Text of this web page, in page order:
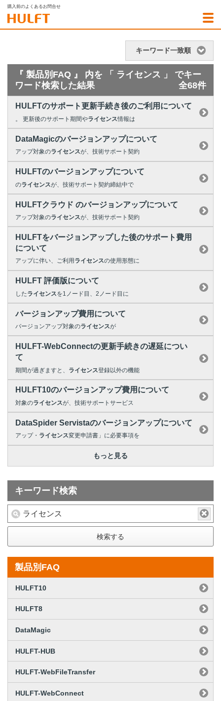
購入前のよくあるお問合せ
キーワード一致順
『 製品別FAQ 』 内を 「 ライセンス 」 でキー
ワード検索した結果
全68件
HULFTのサポート更新手続き後のご利用について
。 更新後のサポート期間やライセンス情報は
DataMagicのバージョンアップについて
アップ対象のライセンスが、技術サポート契約
HULFTのバージョンアップについて
のライセンスが、技術サポート契約締結中で
HULFTクラウド のバージョンアップについて
アップ対象のライセンスが、技術サポート契約
HULFTをバージョンアップした後のサポート費用
について
アップに伴い、ご利用 ライセンスの使用形態に
HULFT 評価版について
したライセンスを1ノード目、2ノード目に
バージョンアップ費用について
バージョンアップ対象のライセンスが
HULFT-WebConnectの更新手続きの遅延につい
て
期間が過ぎますと、 ライセンス登録以外の機能
HULFT10のバージョンアップ費用について
対象のライセンスが、技術サポートサービス
DataSpider Servistaのバージョンアップについて
アップ・ ライセンス変更申請書」に必要事項を
もっと見る
キーワード検索
検索する
製品別FAQ
HULFT10
HULFT8
DataMagic
HULFT-HUB
HULFT-WebFileTransfer
HULFT-WebConnect